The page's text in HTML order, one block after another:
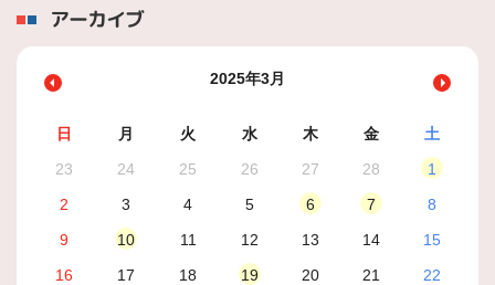
アーカイブ
2025年3月
日 月 火 水 木 金
土
23
24 25 26 27 28
1
2
3 4 5 6 7
8
9
10 11 12 13 14
15
16
17 18 19 20 21
22